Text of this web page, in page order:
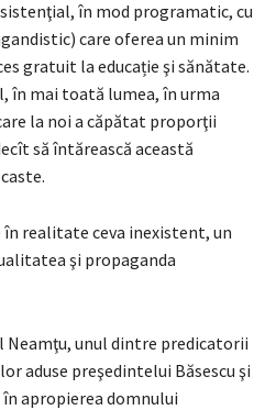
în mod programatic, cu
care oferea un minim
gratuit la educație şi sănătate.
în mai toată lumea, în urma
la noi a căpătat proporţii
să întărească această
realitate ceva inexistent, un
şi propaganda
Neamţu, unul dintre predicatorii
aduse preşedintelui Băsescu şi
apropierea domnului